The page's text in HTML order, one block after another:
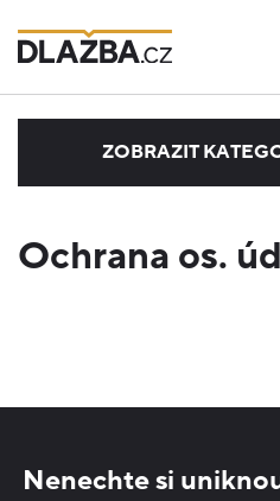
ZOBRAZIT
Ochrana os.
Nenechte si